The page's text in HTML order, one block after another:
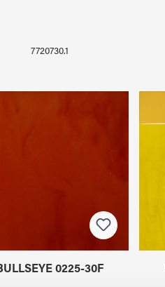
7720730.1
0225-30F